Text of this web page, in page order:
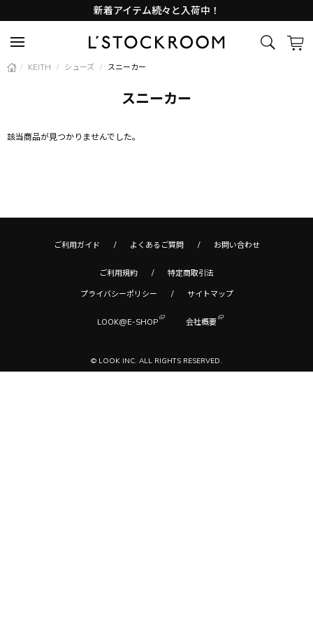
新着アイテム続々と入荷中！
新着アイテム続々と入荷中！
/ KEITH / シューズ / スニーカー
スニーカー
該当商品が見つかりませんでした。
ご利用ガイド よくあるご質問 お問い合わせ
ご利用規約 特定商取引法
プライバシーポリシー サイトマップ
LOOK@E-SHOP 会社概要
© LOOK INC. ALL RIGHTS RESERVED.